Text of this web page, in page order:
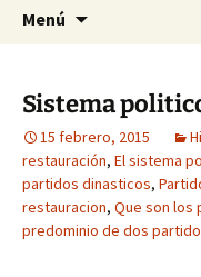
Menú
Sistema
15 febrero, 2015
restauración, El sistema
partidos dinasticos,
restauracion, Que son los
predominio de dos